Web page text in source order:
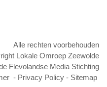
Alle rechten voorbehouden
Lokale Omroep Zeewolde
Flevolandse Media Stichting
- Privacy Policy - Sitemap